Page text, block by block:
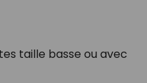
taille basse ou avec